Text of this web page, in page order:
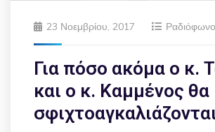
23 Νοεμβρίου, 2017 Ραδιόφωνο
Για πόσο ακόμα ο κ.
και ο κ. Καμμένος θα